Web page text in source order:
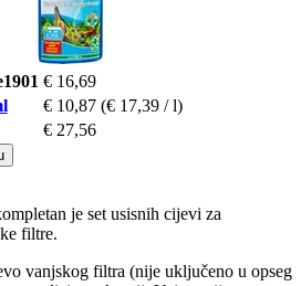
€ 16,69
€ 10,87 (€ 17,39 / l)
€ 27,56
je set usisnih cijevi za
filtre.
vanjskog filtra (nije uključeno u opseg